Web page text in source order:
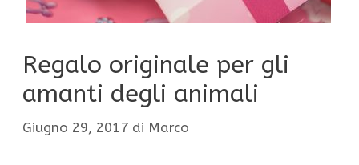
Regalo originale per gli
amanti degli animali
Giugno 29, 2017 di Marco